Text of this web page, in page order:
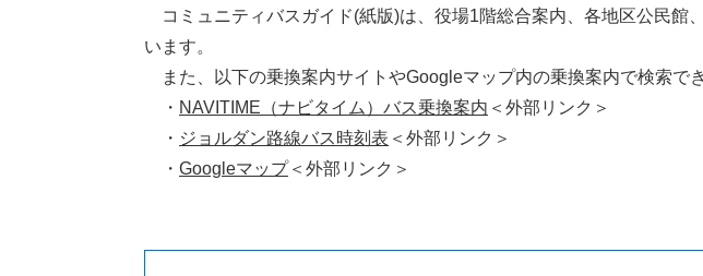
コミュニティバスガイド(紙版)は、役場1階総合案内、各地区公民館
います。
また、以下の乗換案内サイトやGoogleマップ内の乗換案内で検索で
・ NAVITIME（ナビタイム）バス乗換案内 ＜外部リンク＞
・ ジョルダン路線バス時刻表 ＜外部リンク＞
・ Googleマップ＜外部リンク＞